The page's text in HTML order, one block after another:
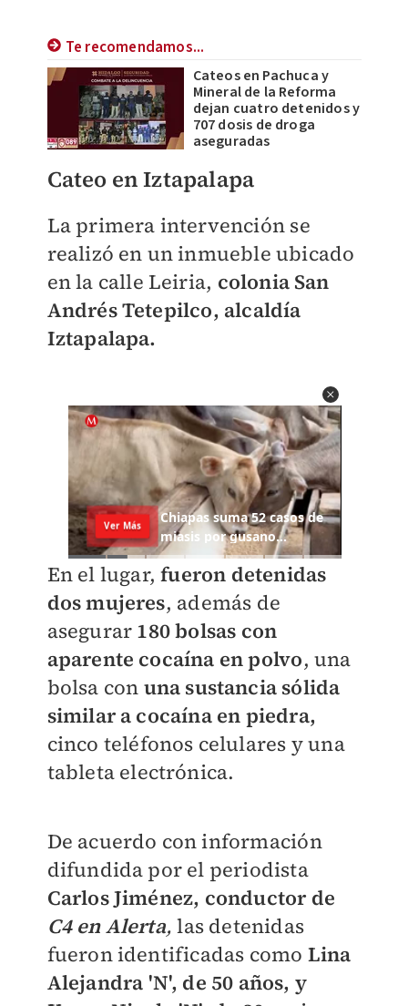
Te recomendamos...
Cateos en Pachuca y
Mineral de la Reforma
dejan cuatro detenidos y
707 dosis de droga
aseguradas
Cateo en Iztapalapa
La primera intervención se
realizó en un inmueble ubicado
en la calle Leiria, colonia San
Andrés Tetepilco, alcaldía
Iztapalapa.
En el lugar,fueron detenidas
dos mujeres, además de
asegurar 180 bolsas con
aparente cocaína en polvo, una
bolsa con una sustancia sólida
similar a cocaína en piedra,
cinco teléfonos celulares y una
tableta electrónica.
De acuerdo con información
difundida por el periodista
Carlos Jiménez, conductor de
C4 en Alerta, las detenidas
fueron identificadas como Lina
Alejandra 'N', de 50 años, y